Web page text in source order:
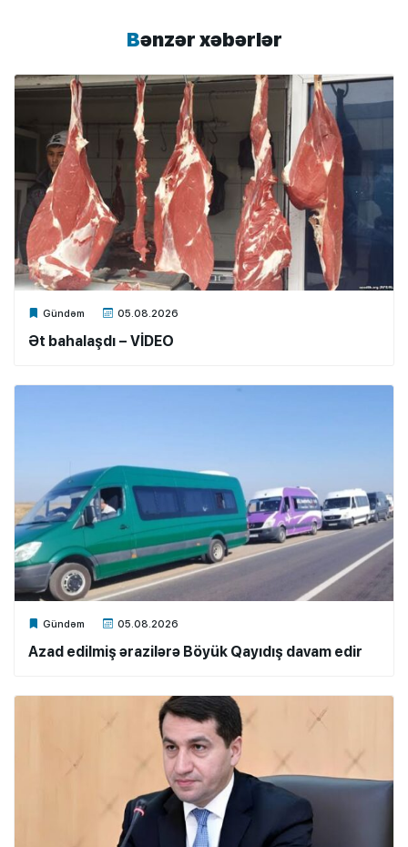
Bənzər xəbərlər
Gündəm 05.08.2026
Xalq.Online
Ət bahalaşdı – VİDEO
Gündəm 05.08.2026
Xalq.Online
Azad edilmiş ərazilərə Böyük Qayıdış davam edir